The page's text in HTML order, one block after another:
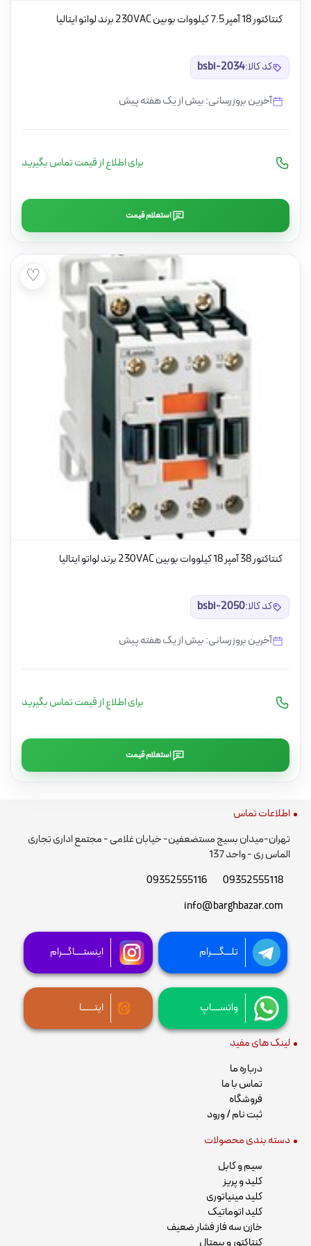
کنتاکتور 18 آمپر 7.5 کیلووات بوبین 230VAC برند لواتو ایتالیا
کد کالا:bsbi-2034
آخرین بروزرسانی: بیش از یک هفته پیش
برای اطلاع از قیمت تماس بگیرید
استعلام قیمت
♡
کنتاکتور 38 آمپر 18 کیلووات بوبین 230VAC برند لواتو ایتالیا
کد کالا:bsbi-2050
آخرین بروزرسانی: بیش از یک هفته پیش
برای اطلاع از قیمت تماس بگیرید
استعلام قیمت
اطلاعات تماس
تهران-میدان بسیج مستضعفین- خیابان غلامی - مجتمع اداری تجاری
الماس ری - واحد 137
09352555118
09352555116
info@barghbazar.com
تلـــگــــرام اینستــــاگـــرام
واتســــاپ ایتــــــا
لینک های مفید
درباره ما
تماس با ما
فروشگاه
ثبت نام / ورود
دسته بندی محصولات
سیم و کابل
کلید و پریز
کلید مینیاتوری
کلید اتوماتیک
خازن سه فاز فشار ضعیف